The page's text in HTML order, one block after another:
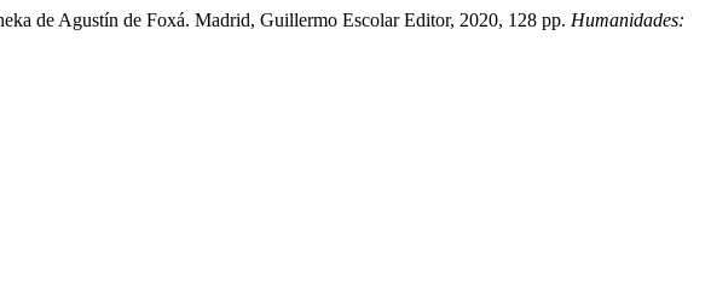
de Agustín de Foxá. Madrid, Guillermo Escolar Editor, 2020, 128 pp. Humanidades: